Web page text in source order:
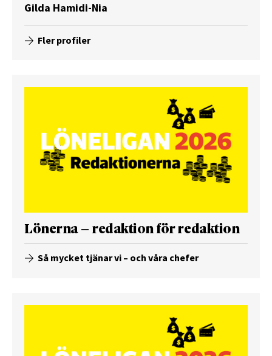
Gilda Hamidi-Nia
Fler profiler
Lönerna – redaktion för redaktion
Så mycket tjänar vi – och våra chefer